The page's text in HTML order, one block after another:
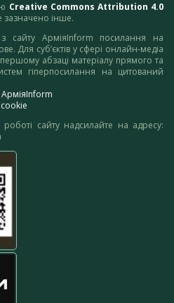
Creative Commons Attribution 4.0
зазначено інше.
сайту АрміяInform посилання на
Для суб’єктів у сфері онлайн-медіа
абзаці матеріалу прямого та
гіперпосилання на цитований
АрміяInform
сайту надсилайте на адресу: